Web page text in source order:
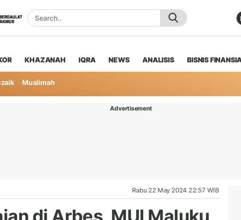
KHAZANAH IQRA NEWS ANALISIS BISNIS
Muslimah
Advertisement
Rabu 22 May 2024 22:57 WIB